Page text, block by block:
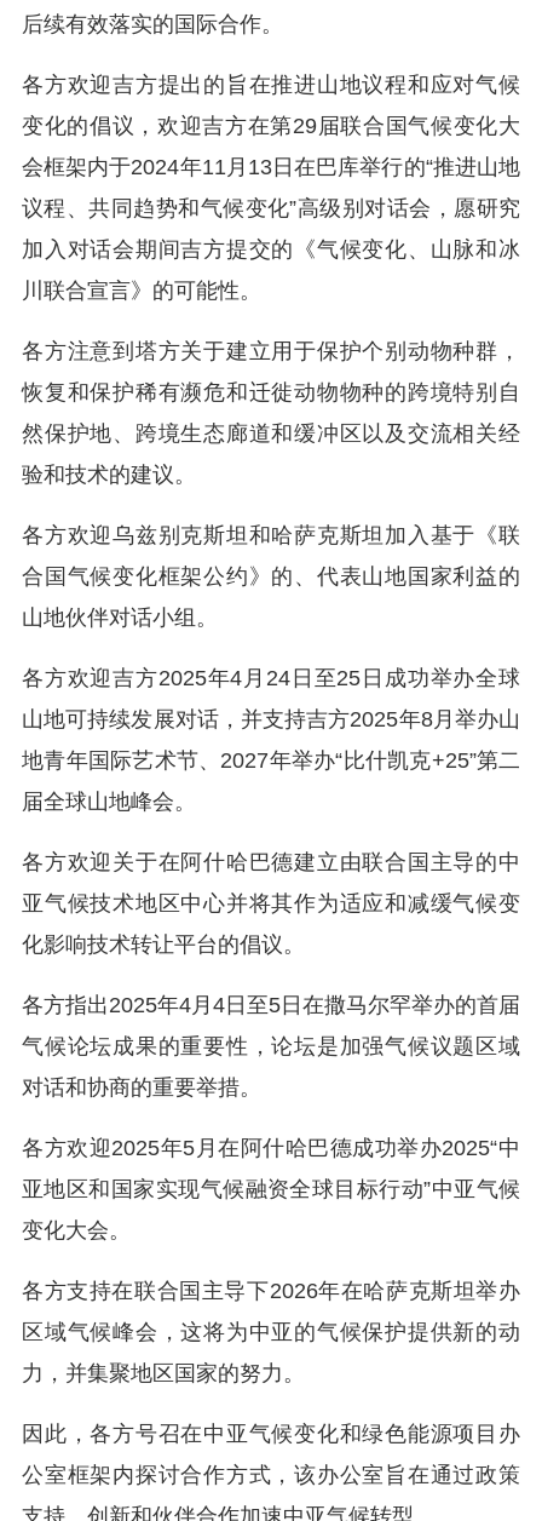
后续有效落实的国际合作。
各方欢迎吉方提出的旨在推进山地议程和应对气候
变化的倡议，欢迎吉方在第29届联合国气候变化大
会框架内于2024年11月13日在巴库举行的“推进山地
议程、共同趋势和气候变化”高级别对话会，愿研究
加入对话会期间吉方提交的《气候变化、山脉和冰
川联合宣言》的可能性。
各方注意到塔方关于建立用于保护个别动物种群，
恢复和保护稀有濒危和迁徙动物物种的跨境特别自
然保护地、跨境生态廊道和缓冲区以及交流相关经
验和技术的建议。
各方欢迎乌兹别克斯坦和哈萨克斯坦加入基于《联
合国气候变化框架公约》的、代表山地国家利益的
山地伙伴对话小组。
各方欢迎吉方2025年4月24日至25日成功举办全球
山地可持续发展对话，并支持吉方2025年8月举办山
地青年国际艺术节、2027年举办“比什凯克+25”第二
届全球山地峰会。
各方欢迎关于在阿什哈巴德建立由联合国主导的中
亚气候技术地区中心并将其作为适应和减缓气候变
化影响技术转让平台的倡议。
各方指出2025年4月4日至5日在撒马尔罕举办的首届
气候论坛成果的重要性，论坛是加强气候议题区域
对话和协商的重要举措。
各方欢迎2025年5月在阿什哈巴德成功举办2025“中
亚地区和国家实现气候融资全球目标行动”中亚气候
变化大会。
各方支持在联合国主导下2026年在哈萨克斯坦举办
区域气候峰会，这将为中亚的气候保护提供新的动
力，并集聚地区国家的努力。
因此，各方号召在中亚气候变化和绿色能源项目办
公室框架内探讨合作方式，该办公室旨在通过政策
支持、创新和伙伴合作加速中亚气候转型。